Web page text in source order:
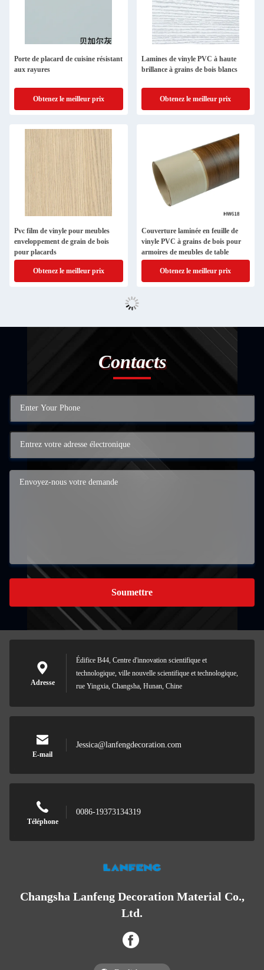
Porte de placard de cuisine résistant
aux rayures
Obtenez le meilleur prix
Lamines de vinyle PVC à haute
brillance à grains de bois blancs
Obtenez le meilleur prix
Pvc film de vinyle pour meubles
enveloppement de grain de bois
pour placards
Obtenez le meilleur prix
Couverture laminée en feuille de
vinyle PVC à grains de bois pour
armoires de meubles de table
Obtenez le meilleur prix
Contacts
Soumettre
Adresse
Édifice B44, Centre d'innovation scientifique et
technologique, ville nouvelle scientifique et technologique,
rue Yingxia, Changsha, Hunan, Chine
E-mail
Jessica@lanfengdecoration.com
Téléphone
0086-19373134319
Changsha Lanfeng Decoration Material Co.,
Ltd.